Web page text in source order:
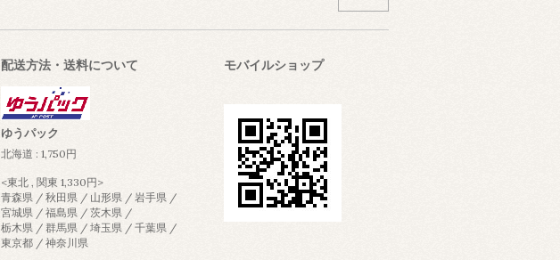
配送方法・送料について
ゆうパック
北海道 : 1,750円
<東北 , 関東 1,330円>
青森県 / 秋田県 / 山形県 / 岩手県 /
宮城県 / 福島県 / 茨木県 /
栃木県 / 群馬県 / 埼玉県 / 千葉県 /
東京都 / 神奈川県
モバイルショップ